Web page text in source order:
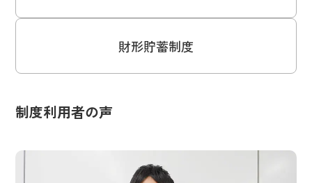
財形貯蓄制度
制度利用者の声